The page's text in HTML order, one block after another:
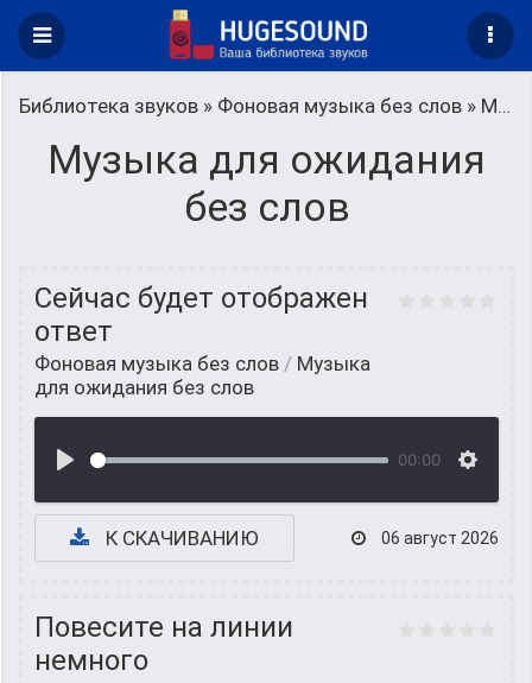
Библиотека звуков » Фоновая музыка без слов » Музыка для ожидания без слов
Музыка для ожидания
без слов
Сейчас будет отображен
ответ
Фоновая музыка без слов / Музыка
для ожидания без слов
00:00
К СКАЧИВАНИЮ 06 август 2026
Повесите на линии
немного